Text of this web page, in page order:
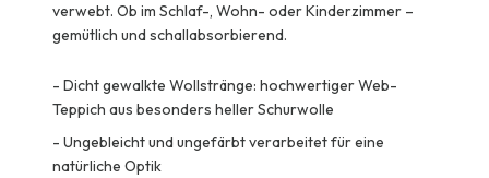
verwebt. Ob im Schlaf-, Wohn- oder Kinderzimmer –
gemütlich und schallabsorbierend.
- Dicht gewalkte Wollstränge: hochwertiger Web-
Teppich aus besonders heller Schurwolle
- Ungebleicht und ungefärbt verarbeitet für eine
natürliche Optik